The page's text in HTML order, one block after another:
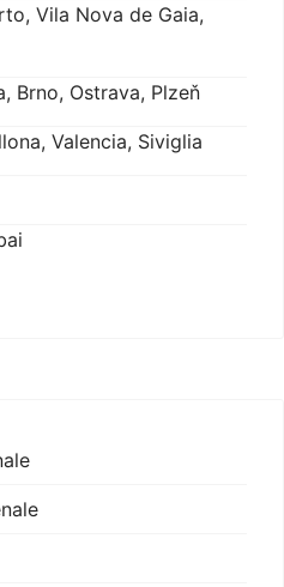
Vila Nova de Gaia,
Brno, Ostrava, Plzeň
Valencia, Siviglia